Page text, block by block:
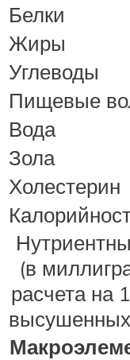
Белки
Жиры
Углеводы
Пищевые
Вода
Зола
Холестерин
(в
расчета на